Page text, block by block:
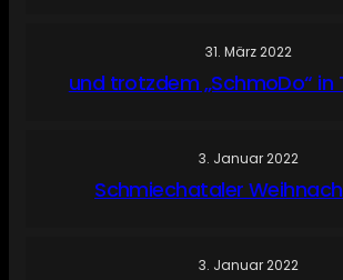
31. März 2022
und trotzdem „SchmoDo“ in
3. Januar 2022
Schmiechataler
3. Januar 2022